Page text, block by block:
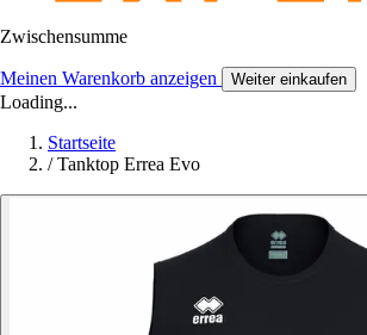
Zwischensumme
Meinen Warenkorb anzeigen Weiter einkaufen
Loading...
Startseite
/ Tanktop Errea Evo